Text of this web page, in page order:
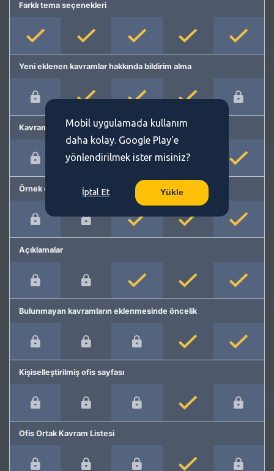
Farklı tema seçenekleri
Yeni eklenen kavramlar hakkında bildirim alma
Kavram önerme
Örnek cümleler
Açıklamalar
Bulunmayan kavramların eklenmesinde öncelik
Kişiselleştirilmiş ofis sayfası
Ofis Ortak Kavram Listesi
Mobil uygulamada kullanım
daha kolay. Google Play'e
yönlendirilmek ister misiniz?
İptal Et Yükle